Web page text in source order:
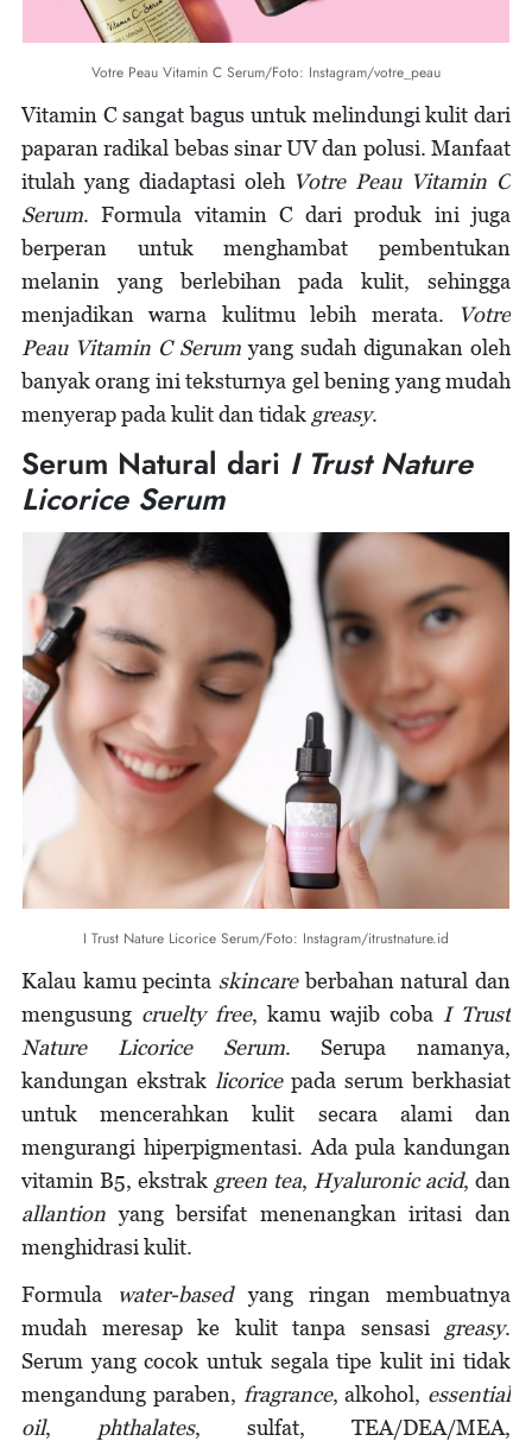
Votre Peau Vitamin C Serum/Foto: Instagram/votre_peau
Vitamin C sangat bagus untuk melindungi kulit dari
paparan radikal bebas sinar UV dan polusi. Manfaat
itulah yang diadaptasi oleh Votre Peau Vitamin C
Serum. Formula vitamin C dari produk ini juga
berperan untuk menghambat pembentukan
melanin yang berlebihan pada kulit, sehingga
menjadikan warna kulitmu lebih merata. Votre
Peau Vitamin C Serumyang sudah digunakan oleh
banyak orang ini teksturnya gel bening yang mudah
menyerap pada kulit dan tidak greasy.
Serum Natural dari I Trust Nature
Licorice Serum
I Trust Nature Licorice Serum/Foto: Instagram/itrustnature.id
Kalau kamu pecinta skincareberbahan natural dan
mengusung cruelty free, kamu wajib coba I Trust
Nature Licorice Serum. Serupa namanya,
kandungan ekstrak licoricepada serum berkhasiat
untuk mencerahkan kulit secara alami dan
mengurangi hiperpigmentasi. Ada pula kandungan
vitamin B5, ekstrak green tea, Hyaluronic acid, dan
allantion yang bersifat menenangkan iritasi dan
menghidrasi kulit.
Formula water-basedyang ringan membuatnya
mudah meresap ke kulit tanpa sensasi greasy.
Serum yang cocok untuk segala tipe kulit ini tidak
mengandung paraben, fragrance, alkohol, essential
oil, phthalates, sulfat, TEA/DEA/MEA,